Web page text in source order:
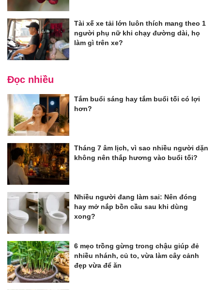
Tài xế xe tải lớn luôn thích mang theo 1
người phụ nữ khi chạy đường dài, họ
làm gì trên xe?
Đọc nhiều
Tắm buổi sáng hay tắm buổi tối có lợi
hơn?
Tháng 7 âm lịch, vì sao nhiều người dặn
không nên thắp hương vào buổi tối?
Nhiều người đang làm sai: Nên đóng
hay mở nắp bồn cầu sau khi dùng
xong?
6 mẹo trồng gừng trong chậu giúp đẻ
nhiều nhánh, củ to, vừa làm cây cảnh
đẹp vừa để ăn